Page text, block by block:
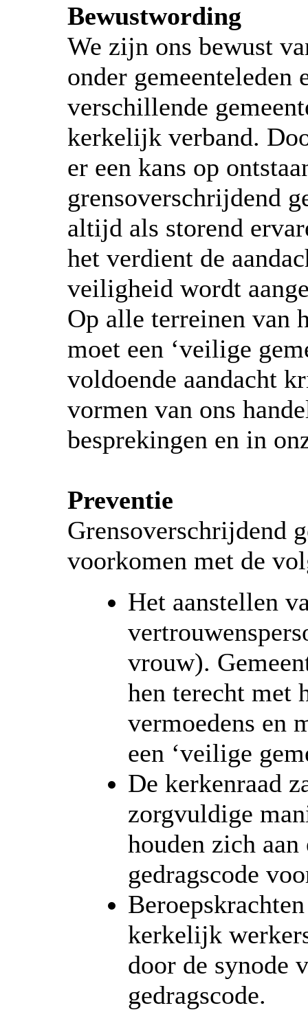
Bewustwording
We zijn ons bewust
onder gemeenteleden
verschillende
kerkelijk verband.
er een kans op
grensoverschrijdend
altijd als storend
het verdient de
veiligheid wordt
Op alle terreinen van
moet een ‘veilige
voldoende aandacht
vormen van ons
besprekingen en in
Preventie
Grensoverschrijdend
voorkomen met de
Het aanstellen
vrouw).
hen terecht met
vermoedens en
een ‘veilige
De kerkenraad
zorgvuldige
houden zich aan
gedragscode
kerkelijk
door de synode
gedragscode.